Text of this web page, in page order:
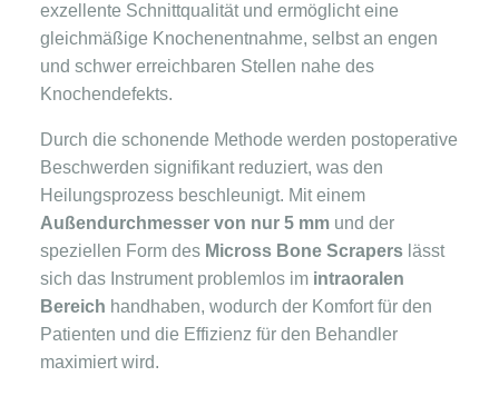
exzellente Schnittqualität und ermöglicht eine
gleichmäßige Knochenentnahme, selbst an engen
und schwer erreichbaren Stellen nahe des
Knochendefekts.
Durch die schonende Methode werden postoperative
Beschwerden signifikant reduziert, was den
Heilungsprozess beschleunigt. Mit einem
Außendurchmesser von nur 5 mm und der
speziellen Form des Micross Bone Scrapers lässt
sich das Instrument problemlos im intraoralen
Bereich handhaben, wodurch der Komfort für den
Patienten und die Effizienz für den Behandler
maximiert wird.